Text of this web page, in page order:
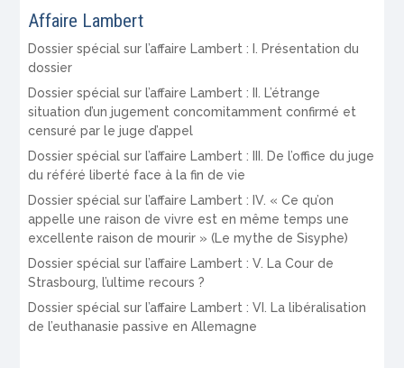
Affaire Lambert
Dossier spécial sur l’affaire Lambert : I. Présentation du
dossier
Dossier spécial sur l’affaire Lambert : II. L’étrange
situation d’un jugement concomitamment confirmé et
censuré par le juge d’appel
Dossier spécial sur l’affaire Lambert : III. De l’office du juge
du référé liberté face à la fin de vie
Dossier spécial sur l’affaire Lambert : IV. « Ce qu’on
appelle une raison de vivre est en même temps une
excellente raison de mourir » (Le mythe de Sisyphe)
Dossier spécial sur l’affaire Lambert : V. La Cour de
Strasbourg, l’ultime recours ?
Dossier spécial sur l’affaire Lambert : VI. La libéralisation
de l’euthanasie passive en Allemagne